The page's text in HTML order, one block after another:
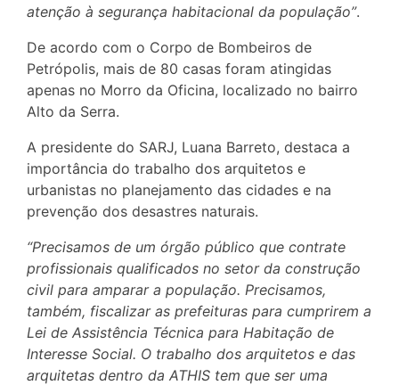
atenção à segurança habitacional da população”.
De acordo com o Corpo de Bombeiros de
Petrópolis, mais de 80 casas foram atingidas
apenas no Morro da Oficina, localizado no bairro
Alto da Serra.
A presidente do SARJ, Luana Barreto, destaca a
importância do trabalho dos arquitetos e
urbanistas no planejamento das cidades e na
prevenção dos desastres naturais.
“Precisamos de um órgão público que contrate
profissionais qualificados no setor da construção
civil para amparar a população. Precisamos,
também, fiscalizar as prefeituras para cumprirem a
Lei de Assistência Técnica para Habitação de
Interesse Social. O trabalho dos arquitetos e das
arquitetas dentro da ATHIS tem que ser uma